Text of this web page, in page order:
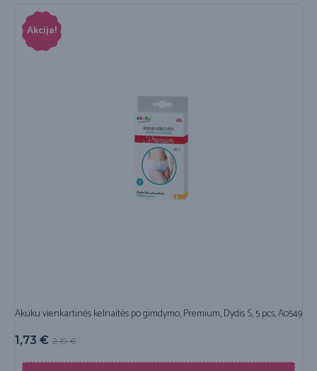
Akcija!
Akuku vienkartinės kelnaitės po gimdymo, Premium, Dydis S, 5 pcs, A0549
2,19€
1,73 €